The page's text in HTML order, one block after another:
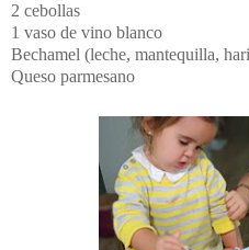
2 cebollas
1 vaso de vino blanco
Bechamel (leche, mantequilla,
Queso parmesano